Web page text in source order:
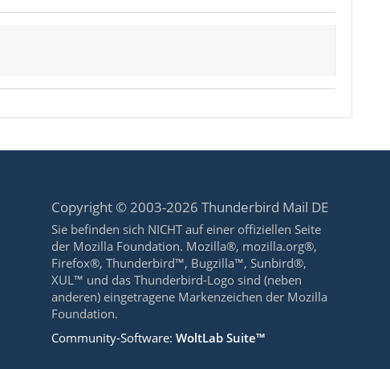
Copyright © 2003-2026 Thunderbird Mail DE
Sie befinden sich NICHT auf einer offiziellen Seite
der Mozilla Foundation. Mozilla®, mozilla.org®,
Firefox®, Thunderbird™, Bugzilla™, Sunbird®,
XUL™ und das Thunderbird-Logo sind (neben
anderen) eingetragene Markenzeichen der Mozilla
Foundation.
Community-Software:WoltLab Suite™